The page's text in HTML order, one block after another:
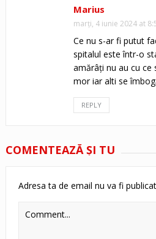
Marius
marți, 4 iunie 2024 at
Ce nu s-ar fi putut
spitalul este într-o
amărâți nu au cu ce
mor iar alti se
REPLY
COMENTEAZĂ ŞI TU
Adresa ta de email nu va fi